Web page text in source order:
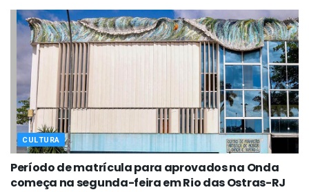
CULTURA
Período de matrícula para aprovados na Onda
começa na segunda-feira em Rio das Ostras-RJ